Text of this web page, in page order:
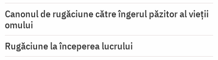
Canonul de rugăciune către îngerul păzitor al vieții
omului
Rugăciune la începerea lucrului